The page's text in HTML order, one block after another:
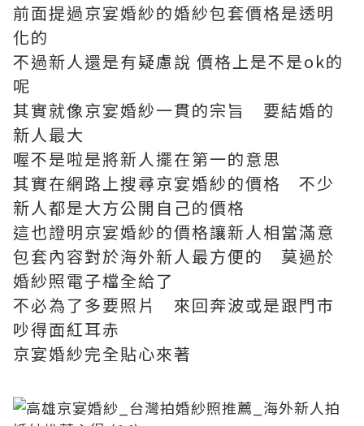
前面提過京宴婚紗的婚紗包套價格是透明
化的
不過新人還是有疑慮說 價格上是不是ok的
呢
其實就像京宴婚紗一貫的宗旨 要結婚的
新人最大
喔不是啦是將新人擺在第一的意思
其實在網路上搜尋京宴婚紗的價格 不少
新人都是大方公開自己的價格
這也證明京宴婚紗的價格讓新人相當滿意
包套內容對於海外新人最方便的 莫過於
婚紗照電子檔全給了
不必為了多要照片 來回奔波或是跟門市
吵得面紅耳赤
京宴婚紗完全貼心來著